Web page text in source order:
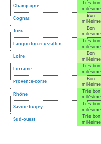
Champagne
Très bon
millésime
Cognac
Bon
millésime
Jura
Bon
millésime
Languedoc-roussillon
Très bon
millésime
Loire
Bon
millésime
Lorraine
Très bon
millésime
Provence-corse
Bon
millésime
Rhône
Très bon
millésime
Savoie bugey
Très bon
millésime
Sud-ouest
Très bon
millésime